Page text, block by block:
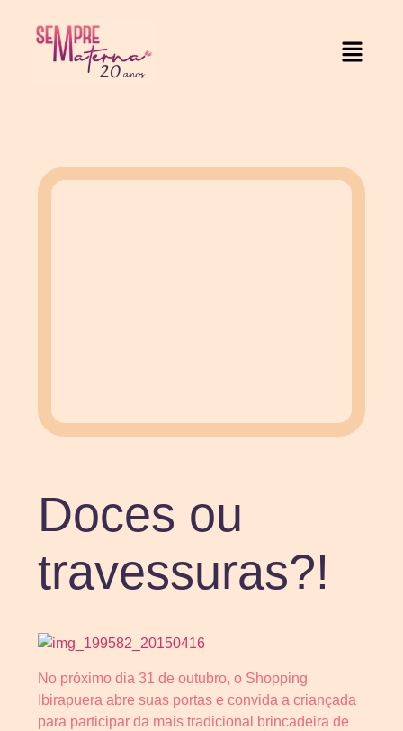
Doces ou
travessuras?!
No próximo dia 31 de outubro, o Shopping
Ibirapuera abre suas portas e convida a criançada
para participar da mais tradicional brincadeira de